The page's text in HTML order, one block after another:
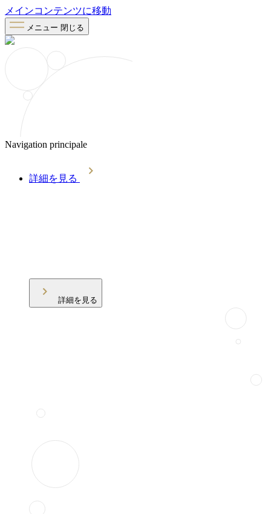
メインコンテンツに移動
メニュー 閉じる
Navigation principale
詳細を見る
詳細を見る